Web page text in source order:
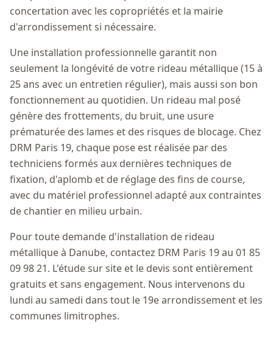
concertation avec les copropriétés et la mairie
d'arrondissement si nécessaire.
Une installation professionnelle garantit non
seulement la longévité de votre rideau métallique (15 à
25 ans avec un entretien régulier), mais aussi son bon
fonctionnement au quotidien. Un rideau mal posé
génère des frottements, du bruit, une usure
prématurée des lames et des risques de blocage. Chez
DRM Paris 19, chaque pose est réalisée par des
techniciens formés aux dernières techniques de
fixation, d'aplomb et de réglage des fins de course,
avec du matériel professionnel adapté aux contraintes
de chantier en milieu urbain.
Pour toute demande d'installation de rideau
métallique à Danube, contactez DRM Paris 19 au 01 85
09 98 21. L'étude sur site et le devis sont entièrement
gratuits et sans engagement. Nous intervenons du
lundi au samedi dans tout le 19e arrondissement et les
communes limitrophes.